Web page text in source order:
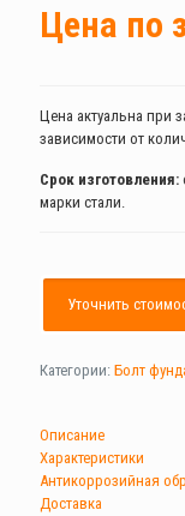
Цена по
Цена актуальна при
зависимости от
Срок изготовления:
марки стали.
Уточнить
Категории: Болт
Описание
Характеристики
Антикоррозийная
Доставка